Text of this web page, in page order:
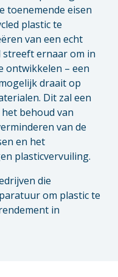
toenemende eisen
plastic te
van een echt
streeft ernaar om in
ontwikkelen – een
draait op
Dit zal een
behoud van
van de
en het
plasticvervuiling.
die
om plastic te
in